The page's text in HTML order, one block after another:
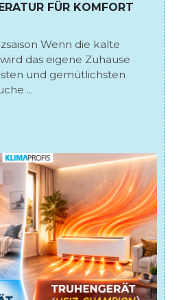
FÜR KOMFORT
Wenn die kalte
das eigene Zuhause
und gemütlichsten
...